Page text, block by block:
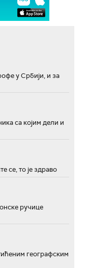
у Србији, и за
са којим дели и
се, то је здраво
ручице
географским